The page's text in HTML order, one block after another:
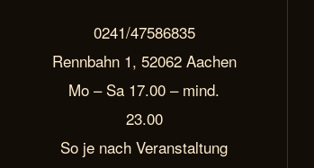
0241/47586835
Rennbahn 1, 52062 Aachen
Mo – Sa 17.00 – mind.
23.00
So je nach Veranstaltung